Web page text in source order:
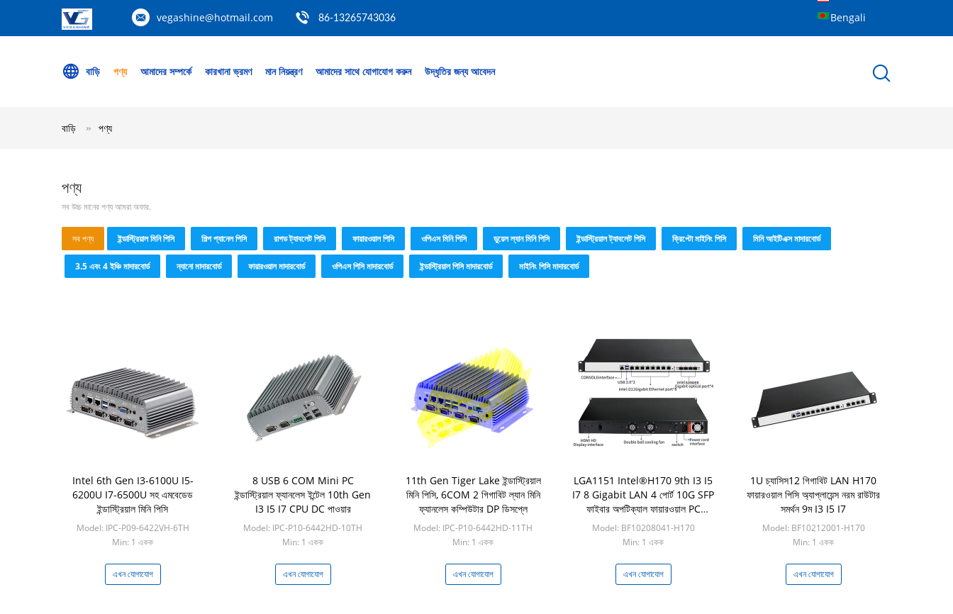
vegashine@hotmail.com 86-13265743036 Bengali
বাড়ি পণ্য আমাদের সম্পর্কে কারখানা ভ্রমণ মান নিয়ন্ত্রণ আমাদের সাথে যোগাযোগ করুন উদ্ধৃতির জন্য আবেদন
বাড়ি পণ্য
পণ্য
সব উচ্চ মানের পণ্য আমরা অফার.
সব পণ্য ইন্ডাস্ট্রিয়াল মিনি পিসি শিল্প প্যানেল পিসি রাগড ট্যাবলেট পিসি ফায়ারওয়াল পিসি ওপিএস মিনি পিসি ডুয়েল ল্যান মিনি পিসি ইন্ডাস্ট্রিয়াল ট্যাবলেট পিসি ক্রিপ্টো মাইনিং পিসি মিনি আইটিএক্স মাদারবোর্ড
3.5 এবং 4 ইঞ্চি মাদারবোর্ড ন্যানো মাদারবোর্ড ফায়ারওয়াল মাদারবোর্ড ওপিএস পিসি মাদারবোর্ড ইন্ডাস্ট্রিয়াল পিসি মাদারবোর্ড মাইনিং পিসি মাদারবোর্ড
Intel 6th Gen I3-6100U I5-
6200U I7-6500U সহ এমবেডেড
ইন্ডাস্ট্রিয়াল মিনি পিসি
Model: IPC-P09-6422VH-6TH
Min: 1 একক
এখন যোগাযোগ
8 USB 6 COM Mini PC
ইন্ডাস্ট্রিয়াল ফ্যানলেস ইন্টেল 10th Gen
I3 I5 I7 CPU DC পাওয়ার
Model: IPC-P10-6442HD-10TH
Min: 1 একক
এখন যোগাযোগ
11th Gen Tiger Lake ইন্ডাস্ট্রিয়াল
মিনি পিসি, 6COM 2 গিগাবিট ল্যান মিনি
ফ্যানলেস কম্পিউটার DP ডিসপ্লে
Model: IPC-P10-6442HD-11TH
Min: 1 একক
এখন যোগাযোগ
LGA1151 Intel®H170 9th I3 I5
I7 8 Gigabit LAN 4 পোর্ট 10G SFP
ফাইবার অপটিক্যাল ফায়ারওয়াল PC
pFsense সফট রাউটার
Model: BF10208041-H170
Min: 1 একক
এখন যোগাযোগ
1U চ্যাসিস12 গিগাবিট LAN H170
ফায়ারওয়াল পিসি অ্যাপ্লায়েন্স নরম রাউটার
সমর্থন 9ম I3 I5 I7
Model: BF10212001-H170
Min: 1 একক
এখন যোগাযোগ